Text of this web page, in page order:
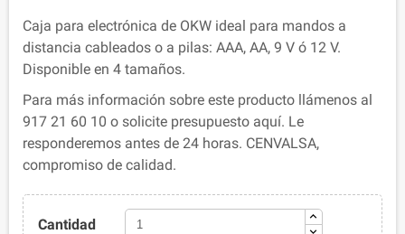
Caja para electrónica de OKW ideal para mandos a
distancia cableados o a pilas: AAA, AA, 9 V ó 12 V.
Disponible en 4 tamaños.
Para más información sobre este producto llámenos al
917 21 60 10 o solicite presupuesto aquí. Le
responderemos antes de 24 horas. CENVALSA,
compromiso de calidad.
Cantidad